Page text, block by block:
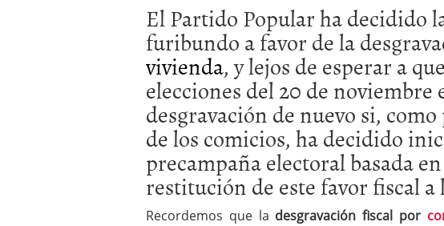
El Partido Popular ha decidido
furibundo a favor de la
vivienda, y lejos de esperar a
elecciones del 20 de noviembre
desgravación de nuevo si,
de los comicios, ha decidido
precampaña electoral basada
restitución de este favor fiscal
Recordemos que la desgravación fiscal por